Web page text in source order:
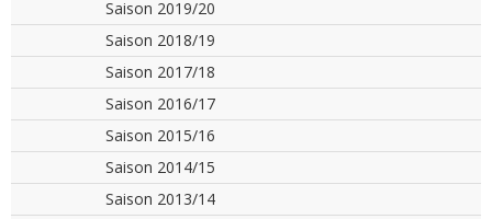
Saison 2019/20
Saison 2018/19
Saison 2017/18
Saison 2016/17
Saison 2015/16
Saison 2014/15
Saison 2013/14